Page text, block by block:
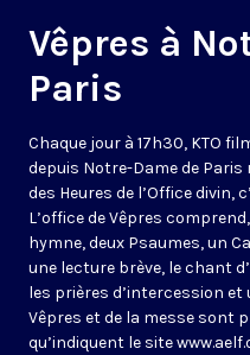
Vêpres à
Paris
Chaque jour à 17h30, KTO
depuis Notre-Dame de
des Heures de l’Office divin,
L’office de Vêpres
hymne, deux Psaumes, un
une lecture brève, le chant
les prières d’intercession et
Vêpres et de la messe sont
qu’indiquent le site